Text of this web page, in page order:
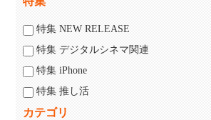
特集 NEW RELEASE
特集 デジタルシネマ関連
特集 iPhone
特集 推し活
カテゴリ